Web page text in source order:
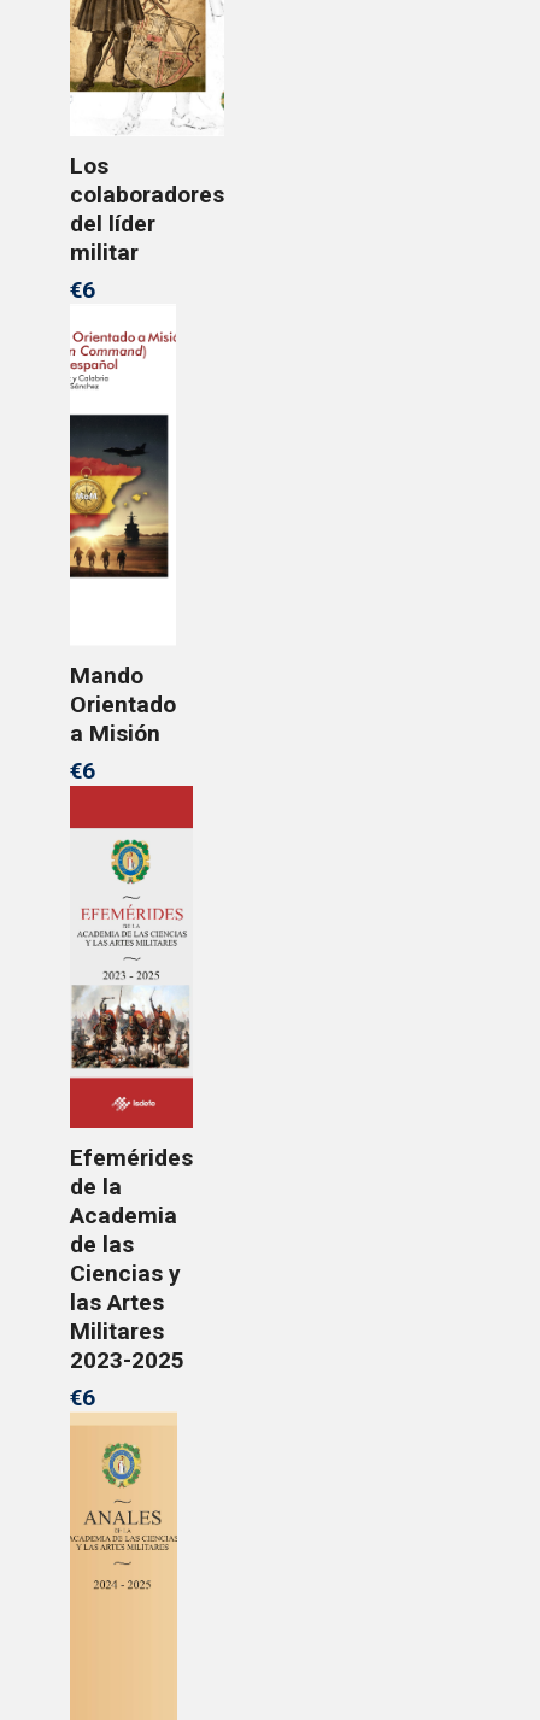
Los
colaboradores
del líder
militar
€6
Mando
Orientado
a Misión
€6
Efemérides
de la
Academia
de las
Ciencias y
las Artes
Militares
2023-2025
€6